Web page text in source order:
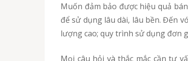
Muốn đảm bảo được hiệu quả bán hàng tốt nhất thì đầu tiên bạn cần chọn được nơi sản xuất khuôn ép lớn, đảm bảo chất lượng hàng cung cấp
để sử dụng lâu dài, lâu bền. Đến
lượng cao; quy trình sử dụng đơn
Mọi câu hỏi và thắc mắc cần tư vấn có thể liên hệ trực tiếp với Khuonepchaca để chọn mua được sản phẩm chất lượng tốt nhất. Chúc các bạn